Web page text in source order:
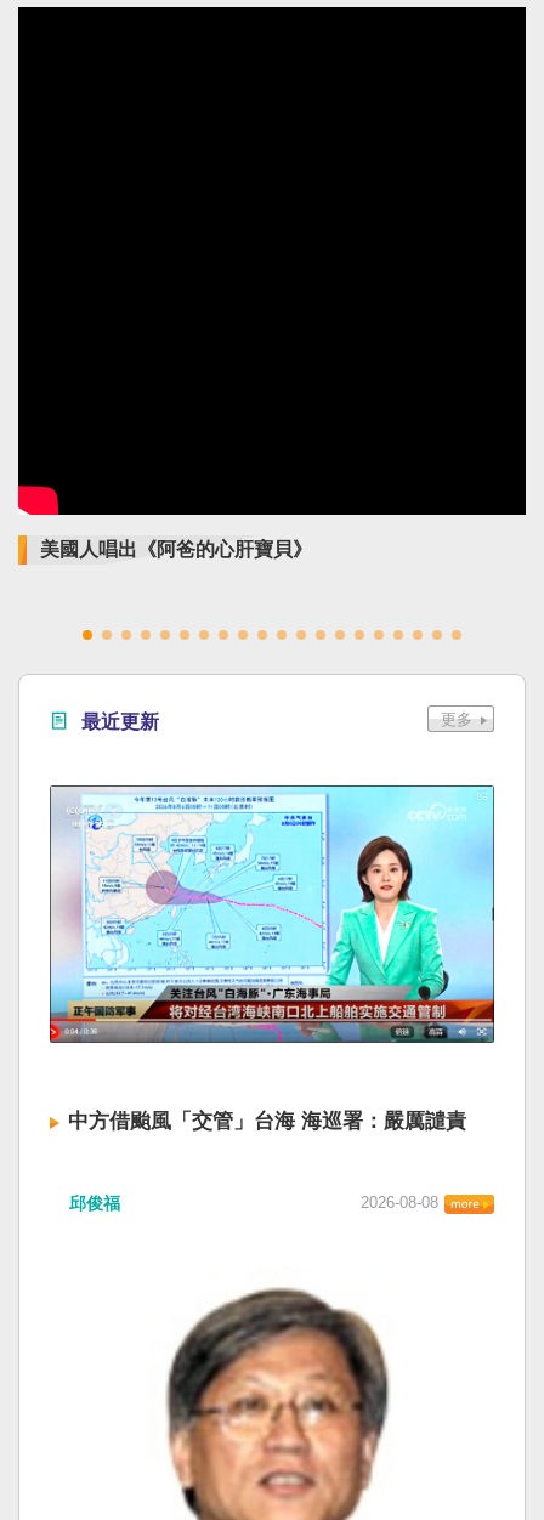
美國人唱出《阿爸的心肝寶貝》
最近更新
中方借颱風「交管」台海 海巡署：嚴厲譴責
「將對經過台灣海峽南口北上船舶實施交通管
視網） 陸委會：中共無理粗魯聲明 極其可笑 中國
廣東海事局公告，受到颱風白海豚影響，「將對
經過台灣海峽南口北上船舶實施交通管制」。海
巡署昨晚嚴正駁斥，強調中國無任何權利在台灣
海峽實施交通管制。陸委會也表示，中共假借颱
風名義聲稱管制相關海域，違反聯合國海洋法公
約等國際規範，「中共有關部門的無理粗魯聲明
是對國際秩序與規範的無知、漠視與踐踏，極其
可笑」。 中國海事局官網六日公告，颱風白海豚
邱俊福 2026-08-08